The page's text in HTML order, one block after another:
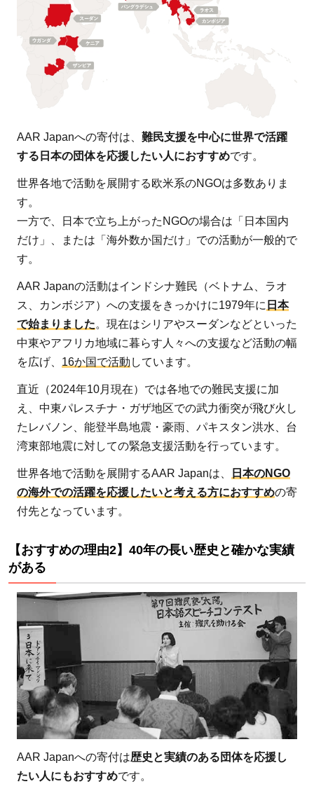
ある
1.2
【お
すす
めの
理由
40年
の長
史と
な実
績が
1.3
【お
すす
めの
理由
国連
主要
機関
の資
格を
取得
いる
ノー
平和
受賞
団体
のメ
ンバ
ーで
もあ
る
2
AAR
AAR Japanへの寄付は、 難民支援を中心に世界で活躍
する日本の団体を応援したい人におすすめです。
世界各地で活動を展開する欧米系のNGOは多数ありま
す。
一方で、日本で立ち上がったNGOの場合は「日本国内
だけ」、または「海外数か国だけ」での活動が一般的で
す。
AAR Japanの活動はインドシナ難民（ベトナム、ラオ
ス、カンボジア）への支援をきっかけに1979年に 日本
で始まりました。現在はシリアやスーダンなどといった
中東やアフリカ地域に暮らす人々への支援など活動の幅
を広げ、 16か国で活動 しています。
直近（2024年10月現在）では各地での難民支援に加
え、中東パレスチナ・ガザ地区での武力衝突が飛び火し
たレバノン、能登半島地震・豪雨、パキスタン洪水、台
湾東部地震に対しての緊急支援活動を行っています。
世界各地で活動を展開するAAR Japanは、
日本のNGO
の海外での活躍を応援したいと考える方におすすめの寄
付先となっています。
【おすすめの理由2】40年の長い歴史と確かな実績
がある
AAR Japanへの寄付は歴史と実績のある団体を応援し
たい人にもおすすめです。